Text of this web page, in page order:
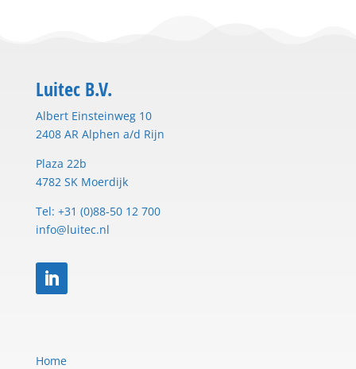
Luitec B.V.
Albert Einsteinweg 10
2408 AR Alphen a/d Rijn
Plaza 22b
4782 SK Moerdijk
Tel: +31 (0)88-50 12 700
info@luitec.nl
Home